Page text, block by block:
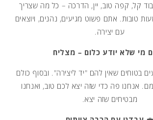
קל, קפה טוב, יין, הדרכה – כל מה שצריך
טובות. אתם פשוט מגיעים, נהנים, ויוצאים
עם יצירה.
מי שלא יודע כלום – מצליח
בטוחים שאין להם "יד ליצירה". ובסוף כולם
אנחנו פה כדי שזה יצא לכם טוב, ואנחנו
מבטיחים שזה יצא.